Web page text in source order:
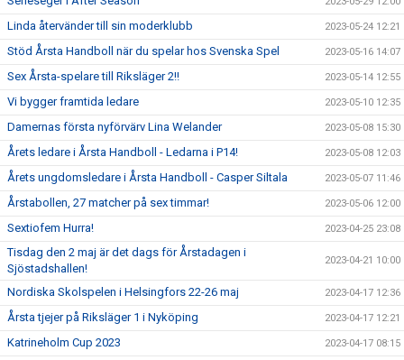
Linda återvänder till sin moderklubb 2023-05-24 12:21
Stöd Årsta Handboll när du spelar hos Svenska Spel 2023-05-16 14:07
Sex Årsta-spelare till Riksläger 2!! 2023-05-14 12:55
Vi bygger framtida ledare 2023-05-10 12:35
Damernas första nyförvärv Lina Welander 2023-05-08 15:30
Årets ledare i Årsta Handboll - Ledarna i P14! 2023-05-08 12:03
Årets ungdomsledare i Årsta Handboll - Casper Siltala 2023-05-07 11:46
Årstabollen, 27 matcher på sex timmar! 2023-05-06 12:00
Sextiofem Hurra! 2023-04-25 23:08
Tisdag den 2 maj är det dags för Årstadagen i
Sjöstadshallen!
2023-04-21 10:00
Nordiska Skolspelen i Helsingfors 22-26 maj 2023-04-17 12:36
Årsta tjejer på Riksläger 1 i Nyköping 2023-04-17 12:21
Katrineholm Cup 2023 2023-04-17 08:15